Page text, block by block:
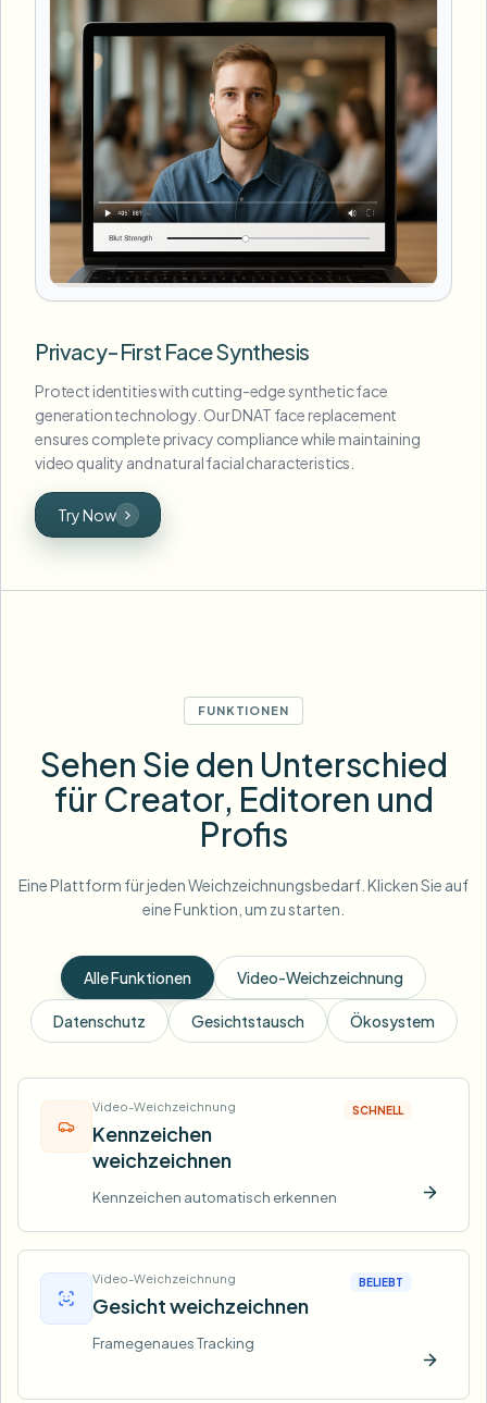
Privacy-First Face Synthesis
Protect identities with cutting-edge synthetic face
generation technology. Our DNAT face replacement
ensures complete privacy compliance while maintaining
video quality and natural facial characteristics.
Try Now
FUNKTIONEN
Sehen Sie den Unterschied
für Creator, Editoren und
Profis
Eine Plattform für jeden Weichzeichnungsbedarf. Klicken Sie auf
eine Funktion, um zu starten.
Alle Funktionen Video-Weichzeichnung
Datenschutz Gesichtstausch Ökosystem
Video-Weichzeichnung
Kennzeichen
weichzeichnen
SCHNELL
Kennzeichen automatisch erkennen Jetzt
Video-Weichzeichnung
Gesicht weichzeichnen
BELIEBT
Framegenaues Tracking
Jetzt